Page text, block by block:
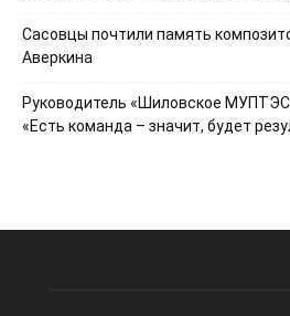
Сасовцы почтили память
Аверкина
Руководитель «Шиловское
«Есть команда – значит, будет